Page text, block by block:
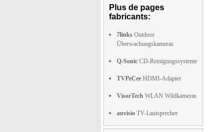
Plus de pages
fabricants:
7links Outdoor
Überwachungskameras
Q-Sonic CD-Reinigungssysteme
TVPeCee HDMI-Adapter
VisorTech WLAN Wildkameras
auvisio TV-Lautsprecher